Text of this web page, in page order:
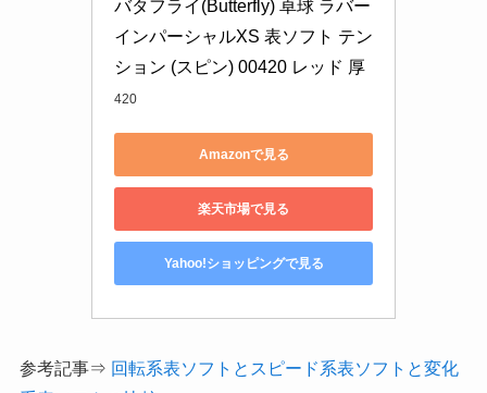
バタフライ(Butterfly) 卓球 ラバー
インパーシャルXS 表ソフト テン
ション (スピン) 00420 レッド 厚
420
Amazonで見る
楽天市場で見る
Yahoo!ショッピングで見る
参考記事⇒ 回転系表ソフトとスピード系表ソフトと変化